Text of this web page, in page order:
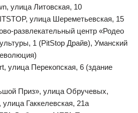
улица Литовская, 10
улица Шереметьевская, 15
развлекательный центр «Родео
1 (PitStop Драйв), Уманский
улица Перекопская, 6 (здание
Приз», улица Обручевых,
Гаккелевская, 21а